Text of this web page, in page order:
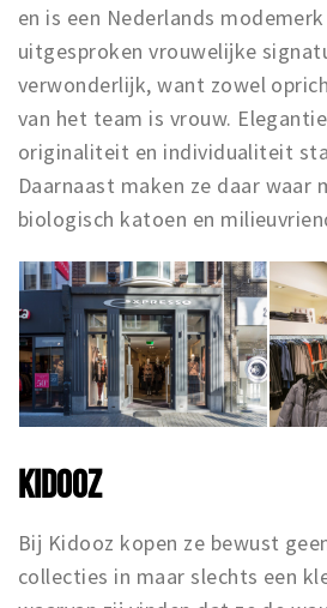
en is een Nederlands
uitgesproken vrouwelijke
verwonderlijk, want zowel
van het team is vrouw.
originaliteit en individualiteit
Daarnaast maken ze daar waar
biologisch katoen en
KIDOOZ
Bij Kidooz kopen ze bewust
collecties in maar slechts een